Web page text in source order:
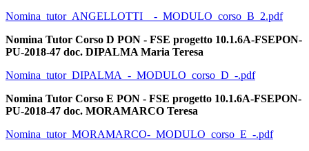
Nomina_tutor_ANGELLOTTI__-_MODULO_corso_B_2.pdf
Nomina Tutor Corso D PON - FSE progetto 10.1.6A-FSEPON-
PU-2018-47 doc. DIPALMA Maria Teresa
Nomina_tutor_DIPALMA_-_MODULO_corso_D_-.pdf
Nomina Tutor Corso E PON - FSE progetto 10.1.6A-FSEPON-
PU-2018-47 doc. MORAMARCO Teresa
Nomina_tutor_MORAMARCO-_MODULO_corso_E_-.pdf